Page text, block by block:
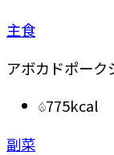
主食
アボカドポーク
775kcal
副菜